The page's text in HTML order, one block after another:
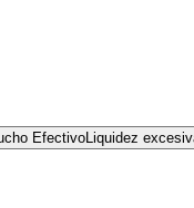
EfectivoLiquidez